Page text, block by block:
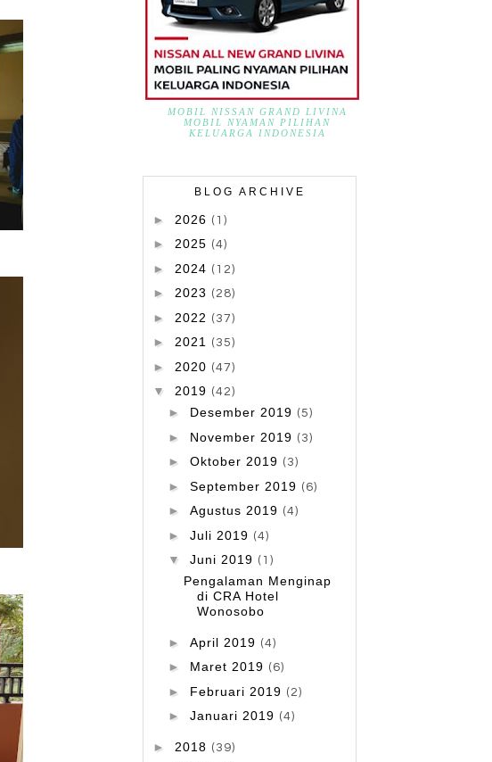
MOBIL NISSAN GRAND LIVINA
MOBIL NYAMAN PILIHAN
KELUARGA INDONESIA
BLOG ARCHIVE
► 2026 (1)
► 2025 (4)
► 2024 (12)
► 2023 (28)
► 2022 (37)
► 2021 (35)
► 2020 (47)
▼ 2019 (42)
► Desember 2019 (5)
► November 2019 (3)
► Oktober 2019 (3)
► September 2019 (6)
► Agustus 2019 (4)
► Juli 2019 (4)
▼ Juni 2019 (1)
Pengalaman Menginap
di CRA Hotel
Wonosobo
► April 2019 (4)
► Maret 2019 (6)
► Februari 2019 (2)
► Januari 2019 (4)
► 2018 (39)